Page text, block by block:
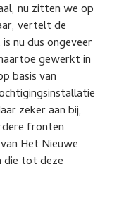
nu zitten we op
vertelt de
nu dus ongeveer
gewerkt in
basis van
zeker aan bij,
fronten
Het Nieuwe
die tot deze